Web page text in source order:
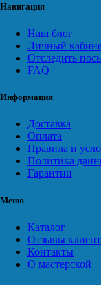
Навигация
Наш блог
Личный
Отследить
FAQ
Информация
Доставка
Оплата
Правила и
Политика
Гарантии
Меню
Каталог
Отзывы
Контакты
О мастерской